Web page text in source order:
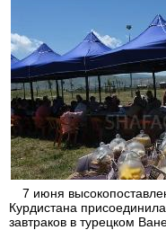
7 июня
Курдистана
завтраков в турецком